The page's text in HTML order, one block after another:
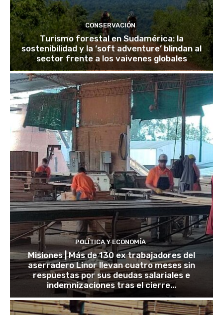
CONSERVACIÓN
Turismo forestal en Sudamérica: la
sostenibilidad y la ‘soft adventure’ blindan al
sector frente a los vaivenes globales
POLÍTICA Y ECONOMÍA
Misiones | Más de 130 ex trabajadores del
aserradero Linor llevan cuatro meses sin
respuestas por sus deudas salariales e
indemnizaciones tras el cierre...